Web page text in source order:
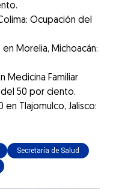
Ocupación del
Morelia, Michoacán:
Medicina Familiar
del 50 por ciento.
en Tlajomulco, Jalisco:
Secretaría de Salud